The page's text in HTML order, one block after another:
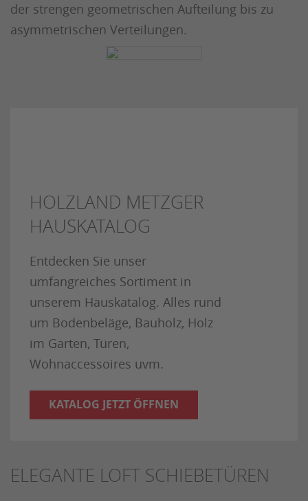
der strengen geometrischen Aufteilung bis zu
asymmetrischen Verteilungen.
HOLZLAND METZGER
HAUSKATALOG
Entdecken Sie unser
umfangreiches Sortiment in
unserem Hauskatalog. Alles rund
um Bodenbeläge, Bauholz, Holz
im Garten, Türen,
Wohnaccessoires uvm.
KATALOG JETZT ÖFFNEN
ELEGANTE LOFT SCHIEBETÜREN